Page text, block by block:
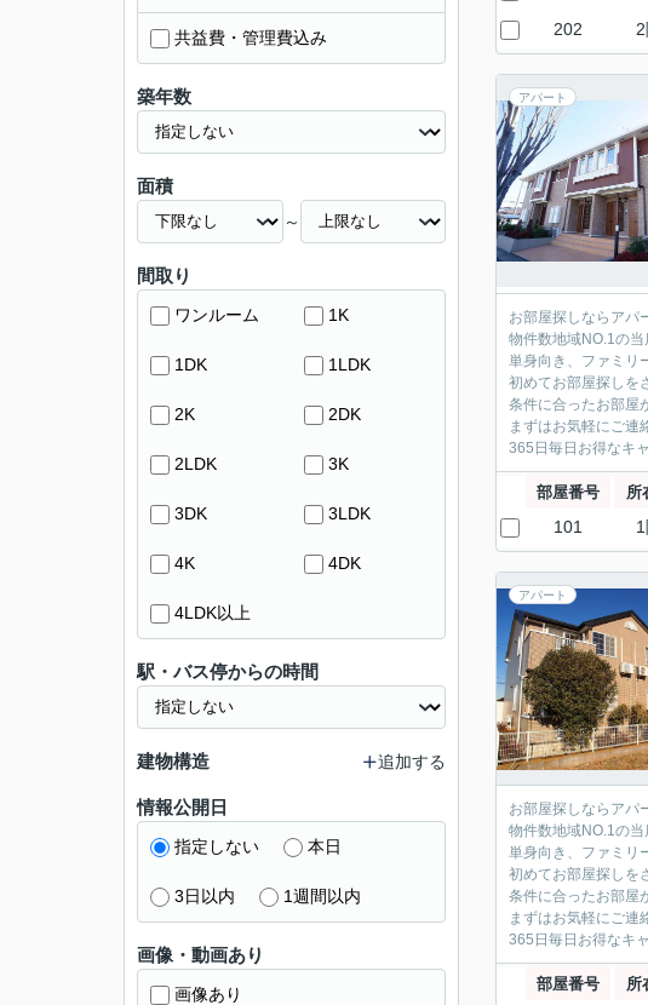
202
アパート
お部屋探しならアパ
物件数地域NO.1の
単身向き、ファミリ
初めてお部屋探しを
条件に合ったお部屋
まずはお気軽にご連
365日毎日お得なキ
部屋番号 所
101
アパート
お部屋探しならアパ
物件数地域NO.1の
単身向き、ファミリ
初めてお部屋探しを
条件に合ったお部屋
まずはお気軽にご連
365日毎日お得なキ
部屋番号 所
共益費・管理費込み
築年数
面積
～
間取り
ワンルーム 1K
1DK 1LDK
2K 2DK
2LDK 3K
3DK 3LDK
4K 4DK
4LDK以上
駅・バス停からの時間
建物構造 追加する
情報公開日
指定しない 本日
3日以内 1週間以内
画像・動画あり
画像あり